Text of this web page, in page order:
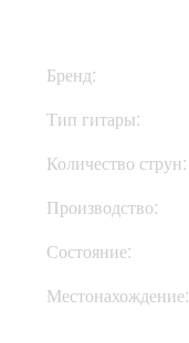
Бренд:
Тип гитары:
Количество струн:
Производство:
Состояние:
Местонахождение: